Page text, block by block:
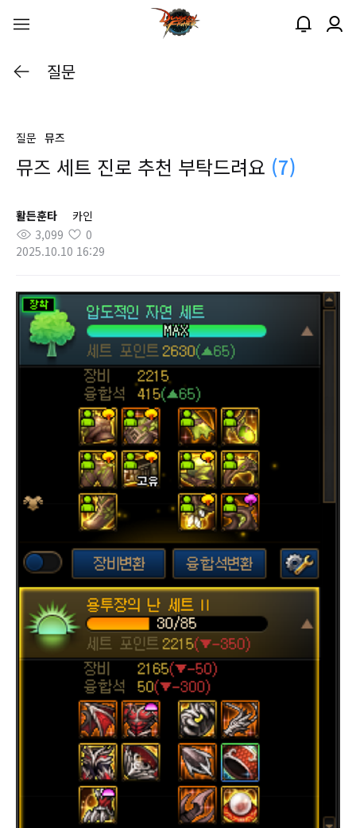
질문
질문 뮤즈
뮤즈 세트 진로 추천 부탁드려요 (7)
활든훈타
카인
3,099
0
2025.10.10 16:29